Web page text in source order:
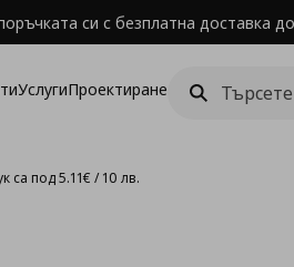
си с безплатна доставка
УслугиПроектиране
са под 5.11€ / 10 лв.